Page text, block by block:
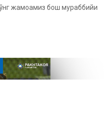
жамоамиз бош мураббийи